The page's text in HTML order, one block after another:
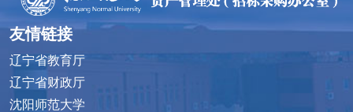
友情链接
辽宁省教育厅
辽宁省财政厅
沈阳师范大学